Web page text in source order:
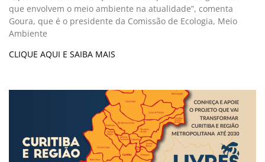
que envolvem o meio ambiente na atualidade”, comenta
Goura, que é o presidente da Comissão de Ecologia, Meio
Ambiente
CLIQUE AQUI E SAIBA MAIS